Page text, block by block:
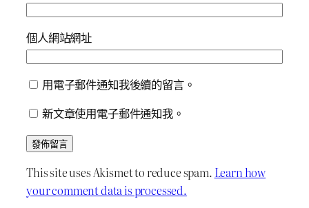
個人網站網址
用電子郵件通知我後續的留言。
新文章使用電子郵件通知我。
This site uses Akismet to reduce spam. Learn how
your comment data is processed.